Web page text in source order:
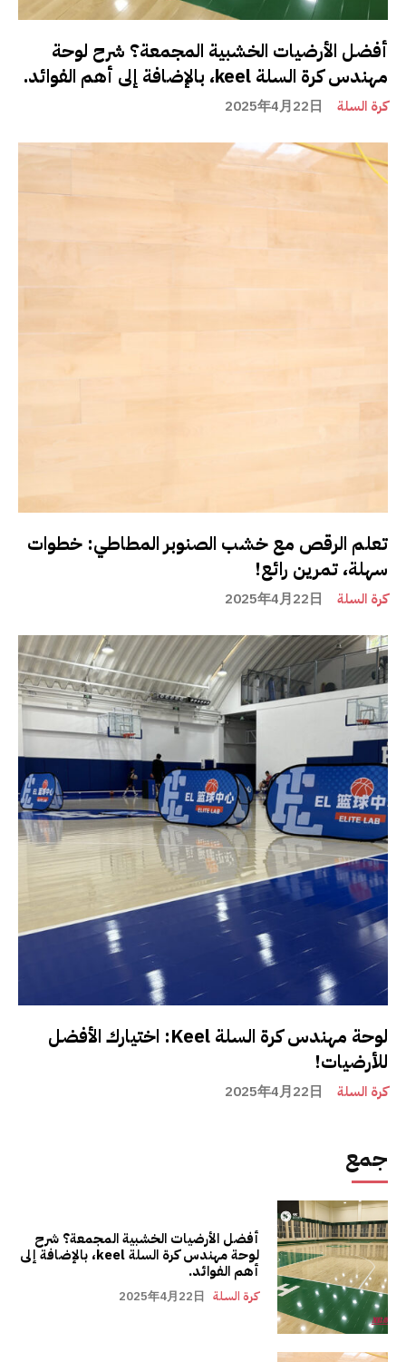
أفضل الأرضيات الخشبية المجمعة؟ شرح لوحة
مهندس كرة السلة keel، بالإضافة إلى أهم الفوائد.
كرة السلة 2025年4月22日
تعلم الرقص مع خشب الصنوبر المطاطي: خطوات
سهلة، تمرين رائع!
كرة السلة 2025年4月22日
لوحة مهندس كرة السلة Keel: اختيارك الأفضل
للأرضيات!
كرة السلة 2025年4月22日
جمع
أفضل الأرضيات الخشبية المجمعة؟ شرح
لوحة مهندس كرة السلة keel، بالإضافة إلى
أهم الفوائد.
كرة السلة 2025年4月22日